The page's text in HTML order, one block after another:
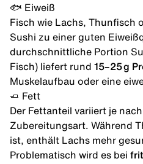
🐟 Eiweiß
Fisch wie Lachs, Thunfisch
Sushi zu einer guten
durchschnittliche Portion
Fisch) liefert rund 15–25 g
Muskelaufbau oder eine
🧈 Fett
Der Fettanteil variiert je
Zubereitungsart. Während
ist, enthält Lachs mehr
Problematisch wird es bei